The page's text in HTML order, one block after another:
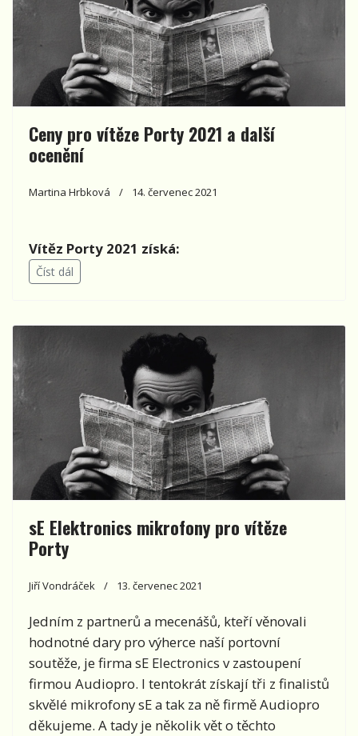
Ceny pro vítěze Porty 2021 a další
ocenění
Martina Hrbková 14. červenec 2021
Vítěz Porty 2021 získá:
Číst dál
sE Elektronics mikrofony pro vítěze
Porty
Jiří Vondráček 13. červenec 2021
Jedním z partnerů a mecenášů, kteří věnovali
hodnotné dary pro výherce naší portovní
soutěže, je firma sE Electronics v zastoupení
firmou Audiopro. I tentokrát získají tři z finalistů
skvělé mikrofony sE a tak za ně firmě Audiopro
děkujeme. A tady je několik vět o těchto